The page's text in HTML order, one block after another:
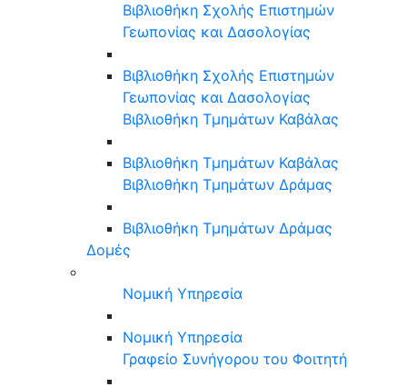
Βιβλιοθήκη Σχολής Επιστημών
Γεωπονίας και Δασολογίας
Βιβλιοθήκη Σχολής Επιστημών
Γεωπονίας και Δασολογίας
Βιβλιοθήκη Τμημάτων Καβάλας
Βιβλιοθήκη Τμημάτων Καβάλας
Βιβλιοθήκη Τμημάτων Δράμας
Βιβλιοθήκη Τμημάτων Δράμας
Δομές
Νομική Υπηρεσία
Νομική Υπηρεσία
Γραφείο Συνήγορου του Φοιτητή